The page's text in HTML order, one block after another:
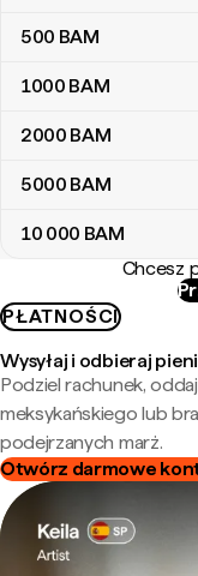
500 BAM
1000 BAM
2000 BAM
5000 BAM
10 000 BAM
Chcesz
PŁATNOŚCI
Wysyłaj i odbieraj
Podziel rachunek,
meksykańskiego lub
podejrzanych marż.
Otwórz darmowe